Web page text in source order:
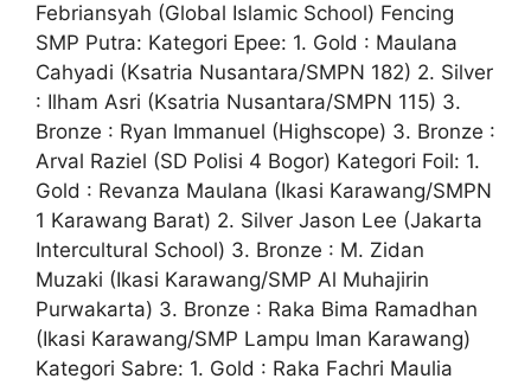
Febriansyah (Global Islamic School) Fencing
SMP Putra: Kategori Epee: 1. Gold : Maulana
Cahyadi (Ksatria Nusantara/SMPN 182) 2. Silver
: Ilham Asri (Ksatria Nusantara/SMPN 115) 3.
Bronze : Ryan Immanuel (Highscope) 3. Bronze :
Arval Raziel (SD Polisi 4 Bogor) Kategori Foil: 1.
Gold : Revanza Maulana (Ikasi Karawang/SMPN
1 Karawang Barat) 2. Silver Jason Lee (Jakarta
Intercultural School) 3. Bronze : M. Zidan
Muzaki (Ikasi Karawang/SMP Al Muhajirin
Purwakarta) 3. Bronze : Raka Bima Ramadhan
(Ikasi Karawang/SMP Lampu Iman Karawang)
Kategori Sabre: 1. Gold : Raka Fachri Maulia